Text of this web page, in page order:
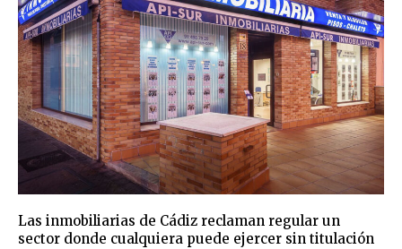
Las inmobiliarias de Cádiz reclaman regular un
sector donde cualquiera puede ejercer sin titulación